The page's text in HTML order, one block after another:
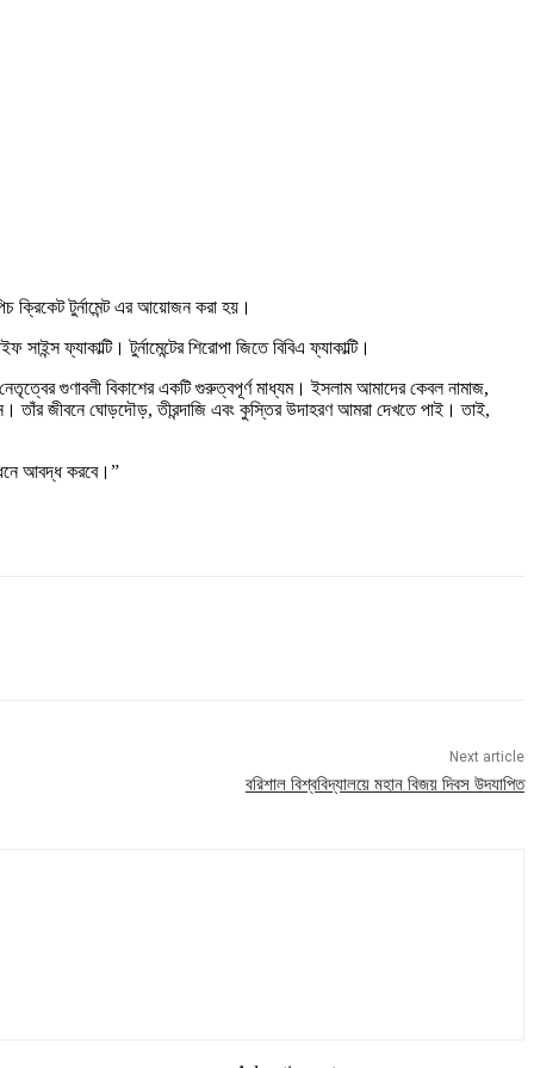
ক্রিকেট টুর্নামেন্ট এর আয়োজন করা হয়।
ফ্যাকাল্টি। টুর্নামেন্টের শিরোপা জিতে বিবিএ ফ্যাকাল্টি।
নেতৃত্বের গুণাবলী বিকাশের একটি গুরুত্বপূর্ণ মাধ্যম। ইসলাম আমাদের কেবল নামাজ,
তাঁর জীবনে ঘোড়দৌড়, তীরন্দাজি এবং কুস্তির উদাহরণ আমরা দেখতে পাই। তাই,
আবদ্ধ করবে।”
Next article
বরিশাল বিশ্ববিদ্যালয়ে মহান বিজয় দিবস উদযাপিত